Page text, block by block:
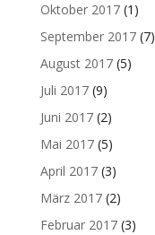
Oktober 2017(1)
September 2017(7)
August 2017(5)
Juli 2017(9)
Juni 2017(2)
Mai 2017(5)
April 2017(3)
März 2017(2)
Februar 2017(3)